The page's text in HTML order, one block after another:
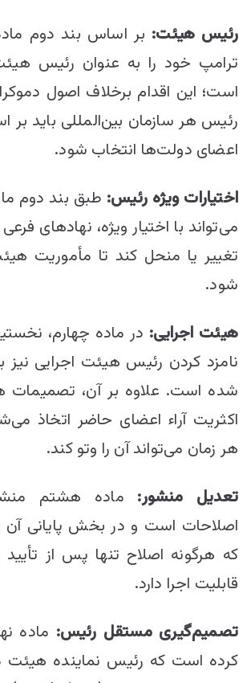
رئیس هیئت: بر اساس بند دوم
ترامپ خود را به عنوان رئیس
است؛ این اقدام برخلاف اصول
رئیس هر سازمان بین‌المللی باید بر
اعضای دولت‌ها انتخاب شود.
اختیارات ویژه رئیس: طبق بند دوم
می‌تواند با اختیار ویژه، نهادهای
تغییر یا منحل کند تا مأموریت
شود.
هیئت اجرایی: در ماده چهارم،
نامزد کردن رئیس هیئت اجرایی نیز
شده است. علاوه بر آن، تصمیمات
اکثریت آراء اعضای حاضر اتخاذ
هر زمان می‌تواند آن‌ را وتو کند.
تعدیل منشور: ماده هشتم
اصلاحات است و در بخش پایانی
که هرگونه اصلاح تنها پس از
قابلیت اجرا دارد.
تصمیم‌گیری مستقل رئیس: ماده
کرده است که رئیس نماینده هیئت